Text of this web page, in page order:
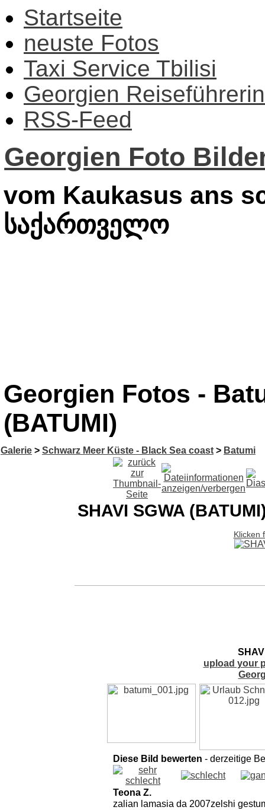
Startseite
neuste Fotos
Taxi Service Tbilisi
Georgien Reiseführerin
RSS-Feed
Georgien Foto
vom Kaukasus ans
საქართველო
Georgien Fotos -
(BATUMI)
Galerie > Schwarz Meer Küste - Black Sea coast > Batumi
SHAVI SGWA
Klicken
upload your
Diese Bild bewerten - derzeitige
Teona Z.
zalian lamasia da 2007zelshi